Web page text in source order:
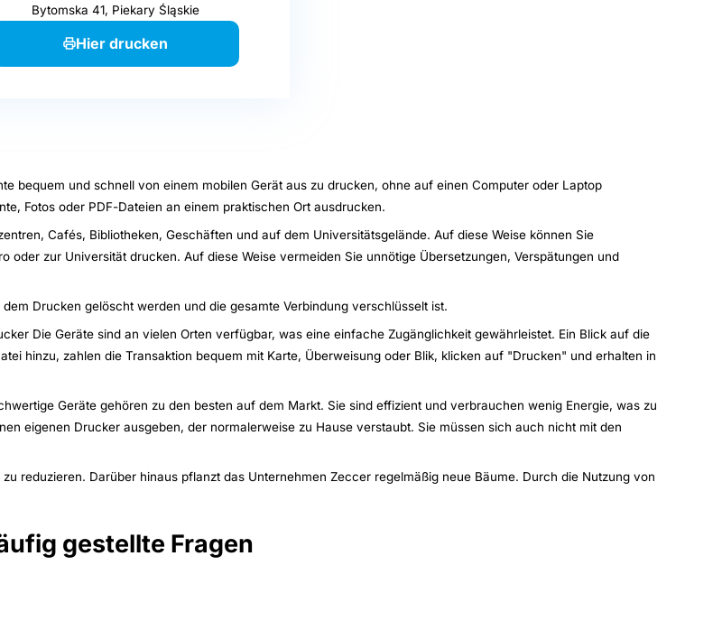
Bytomska 41, Piekary Śląskie
Hier drucken
bequem und schnell von einem mobilen Gerät aus zu drucken, ohne auf einen Computer oder Laptop
Fotos oder PDF-Dateien an einem praktischen Ort ausdrucken.
Cafés, Bibliotheken, Geschäften und auf dem Universitätsgelände. Auf diese Weise können Sie
oder zur Universität drucken. Auf diese Weise vermeiden Sie unnötige Übersetzungen, Verspätungen und
Drucken gelöscht werden und die gesamte Verbindung verschlüsselt ist.
Die Geräte sind an vielen Orten verfügbar, was eine einfache Zugänglichkeit gewährleistet. Ein Blick auf die
hinzu, zahlen die Transaktion bequem mit Karte, Überweisung oder Blik, klicken auf "Drucken" und erhalten in
Geräte gehören zu den besten auf dem Markt. Sie sind effizient und verbrauchen wenig Energie, was zu
eigenen Drucker ausgeben, der normalerweise zu Hause verstaubt. Sie müssen sich auch nicht mit den
reduzieren. Darüber hinaus pflanzt das Unternehmen Zeccer regelmäßig neue Bäume. Durch die Nutzung von
gestellte Fragen